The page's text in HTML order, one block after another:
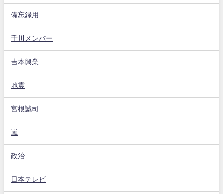
備忘録用
千川メンバー
吉本興業
地震
宮根誠司
嵐
政治
日本テレビ